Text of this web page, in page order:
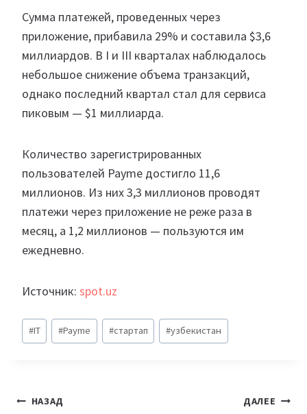
Сумма платежей, проведенных через
приложение, прибавила 29% и составила $3,6
миллиардов. В I и III кварталах наблюдалось
небольшое снижение объема транзакций,
однако последний квартал стал для сервиса
пиковым — $1 миллиарда.
Количество зарегистрированных
пользователей Payme достигло 11,6
миллионов. Из них 3,3 миллионов проводят
платежи через приложение не реже раза в
месяц, а 1,2 миллионов — пользуются им
ежедневно.
Источник: spot.uz
Метки
записи:
#IT #Payme #стартап #узбекистан
Навигация
НАЗАД ДАЛЕЕ